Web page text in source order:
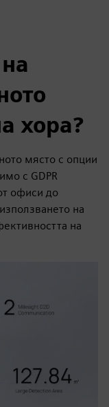
хора?
място с опции
с GDPR
офиси до
на
на